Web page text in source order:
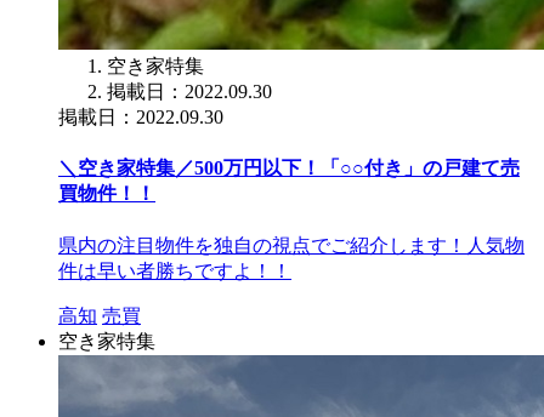
空き家特集
掲載日：2022.09.30
掲載日：2022.09.30
＼空き家特集／500万円以下！「○○付き」の戸建て売
買物件！！
県内の注目物件を独自の視点でご紹介します！人気物
件は早い者勝ちですよ！！
高知 売買
空き家特集